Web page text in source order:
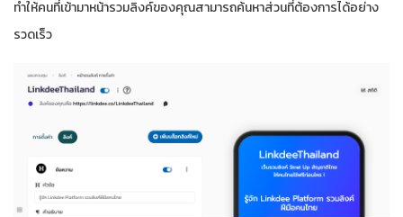
ทำให้คนที่เข้ามาหน้ารวมลิงค์ของคุณสามารถค้นหาส่วนที่ต้องการได้อย่าง
รวดเร็ว